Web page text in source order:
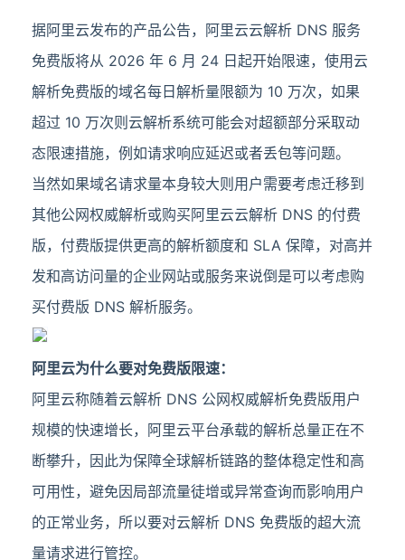
据阿里云发布的产品公告，阿里云云解析 DNS 服务
免费版将从 2026 年 6 月 24 日起开始限速，使用云
解析免费版的域名每日解析量限额为 10 万次，如果
超过 10 万次则云解析系统可能会对超额部分采取动
态限速措施，例如请求响应延迟或者丢包等问题。
当然如果域名请求量本身较大则用户需要考虑迁移到
其他公网权威解析或购买阿里云云解析 DNS 的付费
版，付费版提供更高的解析额度和 SLA 保障，对高并
发和高访问量的企业网站或服务来说倒是可以考虑购
买付费版 DNS 解析服务。
阿里云为什么要对免费版限速：
阿里云称随着云解析 DNS 公网权威解析免费版用户
规模的快速增长，阿里云平台承载的解析总量正在不
断攀升，因此为保障全球解析链路的整体稳定性和高
可用性，避免因局部流量徒增或异常查询而影响用户
的正常业务，所以要对云解析 DNS 免费版的超大流
量请求进行管控。